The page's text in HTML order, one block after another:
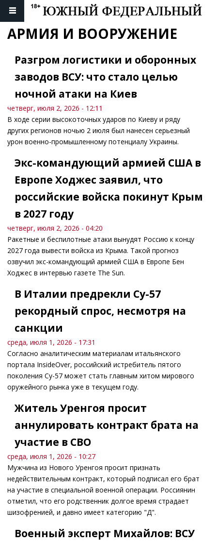
АРМИЯ И ВООРУЖЕНИЕ
Разгром логистики и оборонных
заводов ВСУ: что стало целью
ночной атаки на Киев
четверг, июля 2, 2026 - 12:11
В ходе серии высокоточных ударов по Киеву и ряду
других регионов ночью 2 июля был нанесен серьезный
урон военно-промышленному потенциалу Украины.
Экс-командующий армией США в
Европе Ходжес заявил, что
российские войска покинут Крым
в 2027 году
четверг, июля 2, 2026 - 04:20
Ракетные и беспилотные атаки вынудят Россию к концу
2027 года вывести войска из Крыма. Такой прогноз
озвучил экс-командующий армией США в Европе Бен
Ходжес в интервью газете The Sun.
В Италии предрекли Су-57
рекордный спрос, несмотря на
санкции
среда, июля 1, 2026 - 17:31
Согласно аналитическим материалам итальянского
портала InsideOver, российский истребитель пятого
поколения Су-57 может стать главным хитом мирового
оружейного рынка уже в текущем году.
Житель Уренгоя просит
аннулировать контракт брата на
участие в СВО
среда, июля 1, 2026 - 10:27
Мужчина из Нового Уренгоя просит признать
недействительным контракт, который подписал его брат
на участие в специальной военной операции. Россиянин
отметил, что его родственник долгое время страдает
шизофренией, и давно имеет категорию "Д".
Военный эксперт Михайлов: ВСУ